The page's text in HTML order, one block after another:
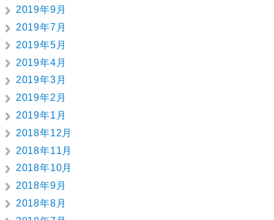
2019年9月
2019年7月
2019年5月
2019年4月
2019年3月
2019年2月
2019年1月
2018年12月
2018年11月
2018年10月
2018年9月
2018年8月